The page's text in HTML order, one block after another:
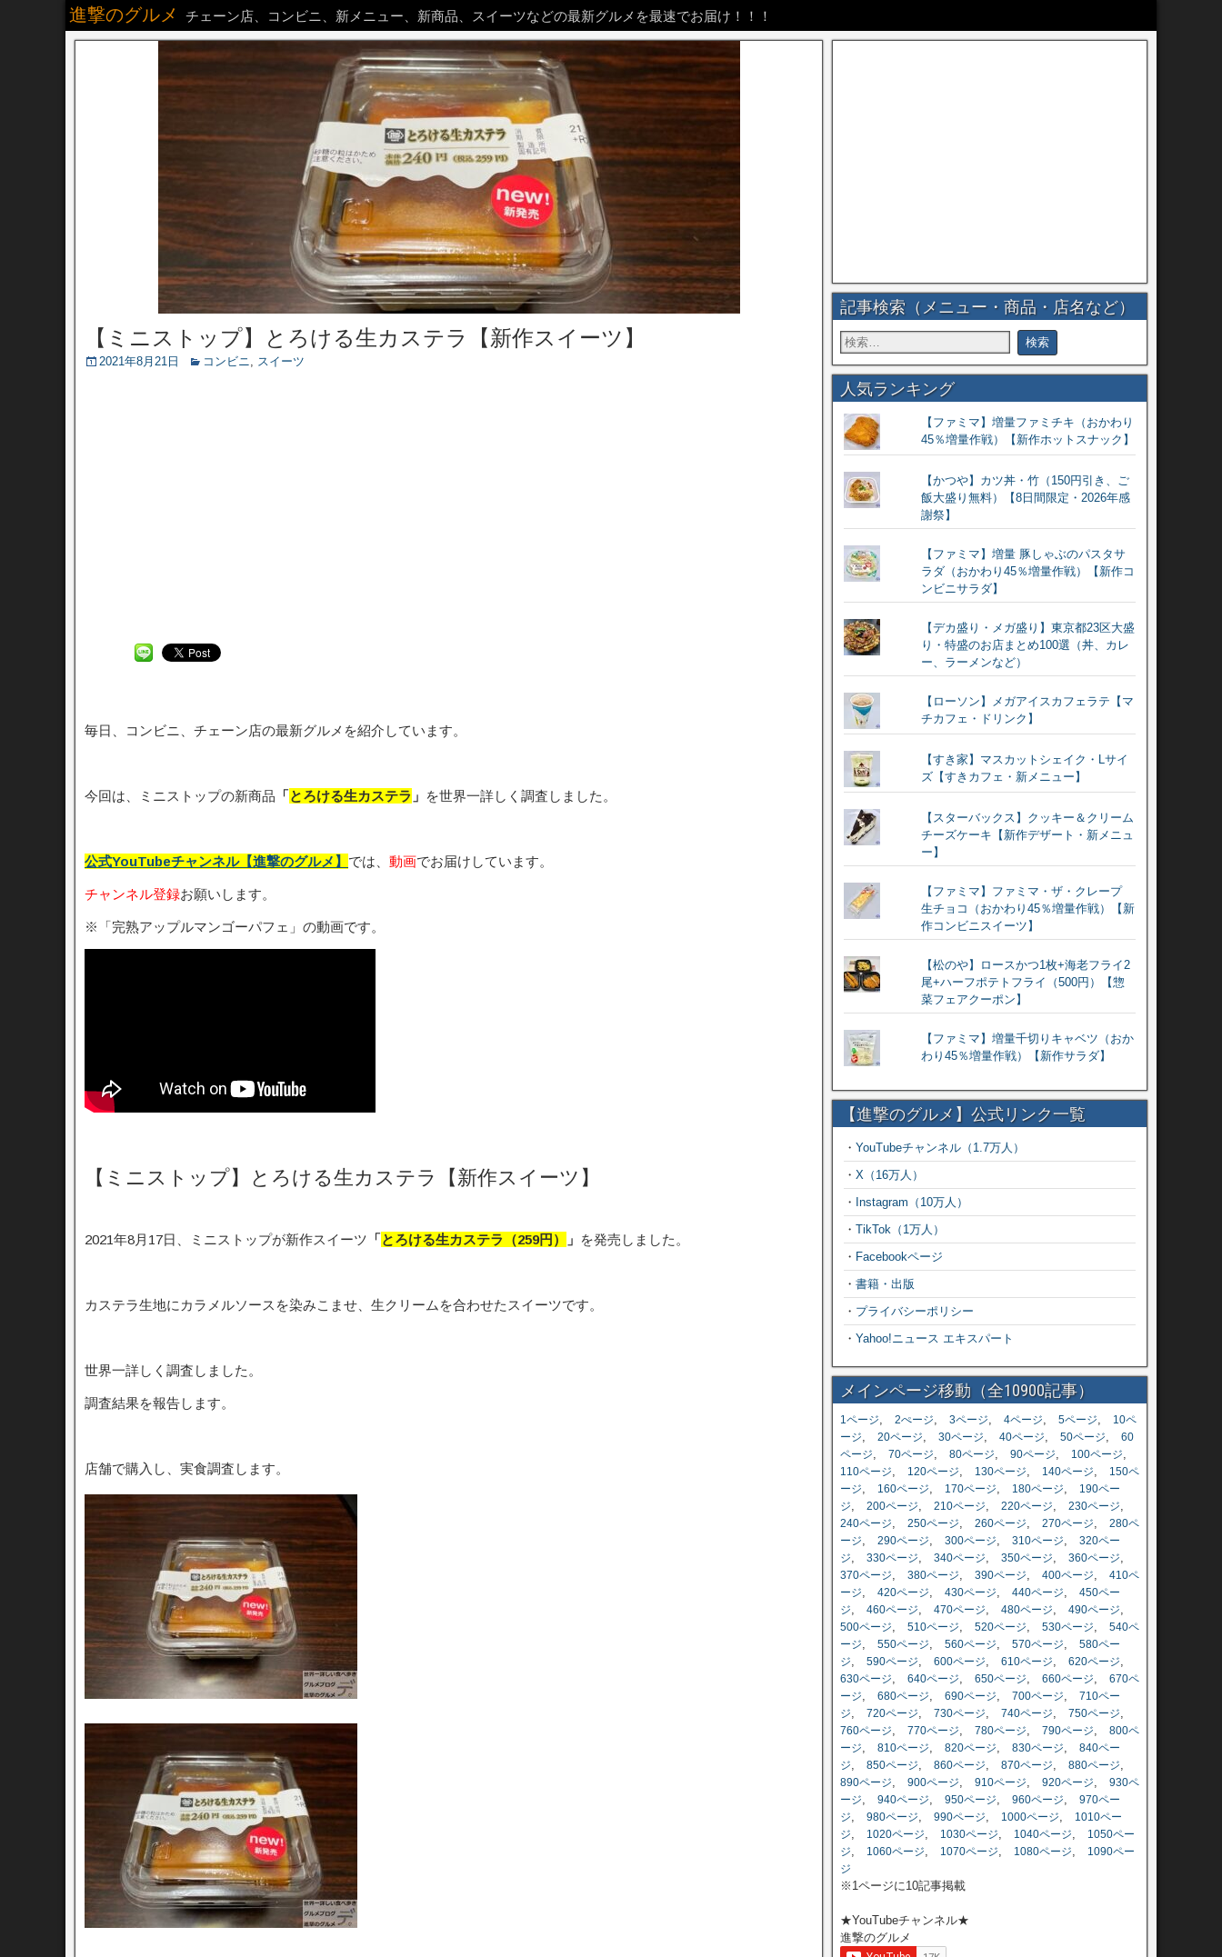
進撃のグルメ チェーン店、コンビニ、新メニュー、新商品、スイーツなどの最新グルメを最速でお届け！！！
【ミニストップ】とろける生カステラ【新作スイーツ】
2021年8月21日 コンビニ, スイーツ
毎日、コンビニ、チェーン店の最新グルメを紹介しています。
今回は、ミニストップの新商品 「とろける生カステラ 」 を世界一詳しく調査しました。
公式YouTubeチャンネル【進撃のグルメ】 では、 動画でお届けしています。
チャンネル登録お願いします。
※「完熟アップルマンゴーパフェ」の動画です。
【ミニストップ】とろける生カステラ【新作スイーツ】
2021年8月17日、ミニストップが新作スイーツ 「とろける生カステラ（259円） 」 を発売しました。
カステラ生地にカラメルソースを染みこませ、生クリームを合わせたスイーツです。
世界一詳しく調査しました。
調査結果を報告します。
店舗で購入し、実食調査します。
記事検索（メニュー・商品・店名など）
人気ランキング
【ファミマ】増量ファミチキ（おかわり
45％増量作戦）【新作ホットスナック】
【かつや】カツ丼・竹（150円引き、ご
飯大盛り無料）【8日間限定・2026年感
謝祭】
【ファミマ】増量 豚しゃぶのパスタサ
ラダ（おかわり45％増量作戦）【新作コ
ンビニサラダ】
【デカ盛り・メガ盛り】東京都23区大盛
り・特盛のお店まとめ100選（丼、カレ
ー、ラーメンなど）
【ローソン】メガアイスカフェラテ【マ
チカフェ・ドリンク】
【すき家】マスカットシェイク・Lサイ
ズ【すきカフェ・新メニュー】
【スターバックス】クッキー＆クリーム
チーズケーキ【新作デザート・新メニュ
ー】
【ファミマ】ファミマ・ザ・クレープ
生チョコ（おかわり45％増量作戦）【新
作コンビニスイーツ】
【松のや】ロースかつ1枚+海老フライ2
尾+ハーフポテトフライ（500円）【惣
菜フェアクーポン】
【ファミマ】増量千切りキャベツ（おか
わり45％増量作戦）【新作サラダ】
【進撃のグルメ】公式リンク一覧
・ YouTubeチャンネル（1.7万人）
・ X（16万人）
・ Instagram（10万人）
・ TikTok（1万人）
・ Facebookページ
・ 書籍・出版
・ プライバシーポリシー
・ Yahoo!ニュース エキスパート
メインページ移動（全10900記事）
1ページ, 2ぺージ, 3ページ, 4ページ, 5ページ,
10ペ
ージ, 20ページ, 30ページ, 40ページ, 50ページ, 60
ページ, 70ページ, 80ページ, 90ページ, 100ページ,
110ページ, 120ページ, 130ページ, 140ページ,
150ペ
ージ, 160ページ, 170ページ, 180ページ,
190ペー
ジ, 200ページ, 210ページ, 220ページ, 230ページ,
240ページ, 250ページ, 260ページ, 270ページ, 280ペ
ージ, 290ページ, 300ページ, 310ページ, 320ペー
ジ, 330ページ, 340ページ, 350ページ, 360ページ,
370ページ, 380ページ, 390ページ, 400ページ, 410ペ
ージ, 420ページ, 430ページ, 440ページ, 450ペー
ジ, 460ページ, 470ページ, 480ページ, 490ページ,
500ページ, 510ページ, 520ページ, 530ページ, 540ペ
ージ, 550ページ, 560ページ, 570ページ, 580ペー
ジ, 590ページ, 600ページ, 610ページ, 620ページ,
630ページ, 640ページ, 650ページ, 660ページ, 670ペ
ージ, 680ページ, 690ページ, 700ページ, 710ペー
ジ, 720ページ, 730ページ, 740ページ, 750ページ,
760ページ, 770ページ, 780ページ, 790ページ, 800ペ
ージ, 810ページ, 820ページ, 830ページ, 840ペー
ジ, 850ページ, 860ページ, 870ページ, 880ページ,
890ページ, 900ページ, 910ページ, 920ページ, 930ペ
ージ, 940ページ, 950ページ, 960ページ, 970ペー
ジ, 980ページ, 990ページ, 1000ページ,
1010ペー
ジ, 1020ページ, 1030ページ, 1040ページ,
1050ペー
ジ, 1060ページ, 1070ページ, 1080ページ,
1090ペー
ジ
※1ページに10記事掲載
★YouTubeチャンネル★
進撃のグルメ